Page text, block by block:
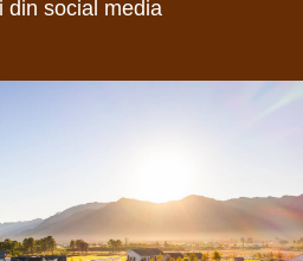
din social media